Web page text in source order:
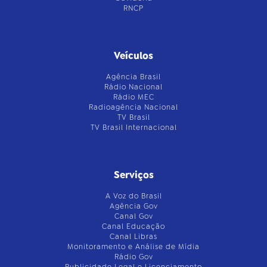
RNCP
Veículos
Agência Brasil
Rádio Nacional
Rádio MEC
Radioagência Nacional
TV Brasil
TV Brasil Internacional
Serviços
A Voz do Brasil
Agência Gov
Canal Gov
Canal Educação
Canal Libras
Monitoramento e Análise de Mídia
Rádio Gov